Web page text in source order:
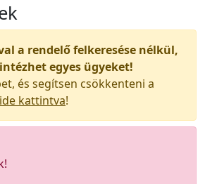
a rendelő felkeresése nélkül,
egyes ügyeket!
és segítsen csökkenteni a
ide kattintva!